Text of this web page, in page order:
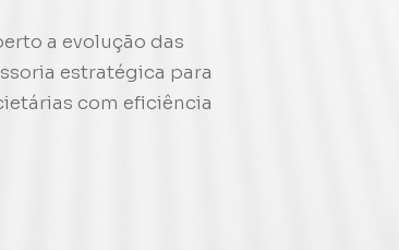
a evolução das
estratégica para
com eficiência